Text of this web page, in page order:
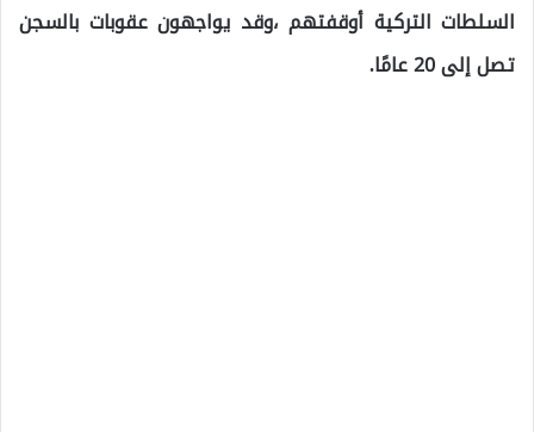
السلطات التركية أوقفتهم ،وقد يواجهون عقوبات بالسجن
تصل إلى 20 عامًا.